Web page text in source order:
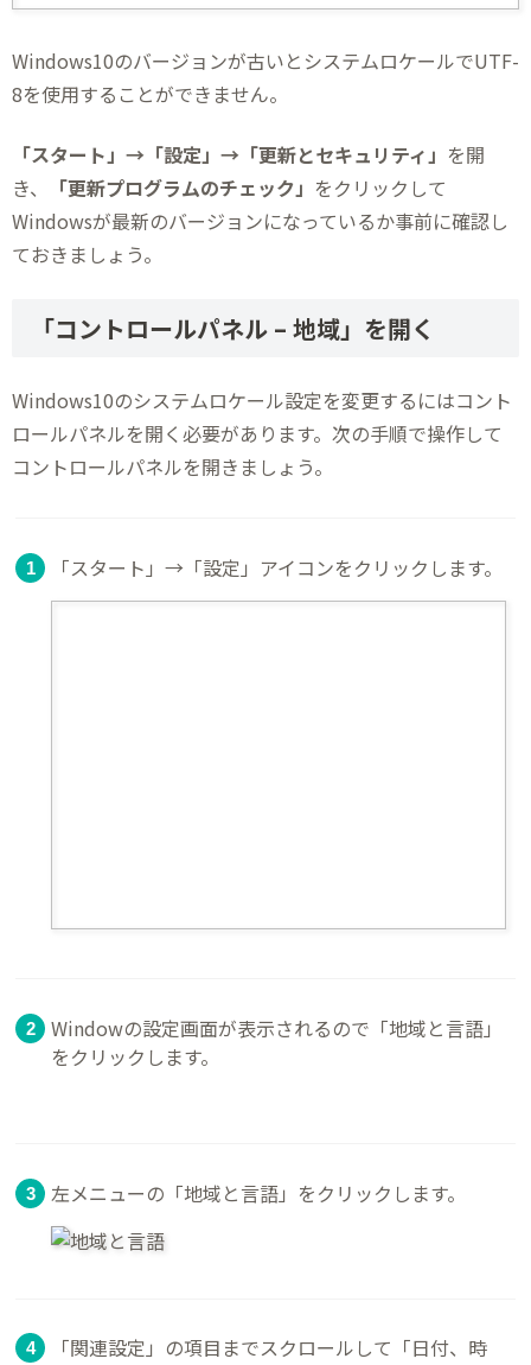
Windows10のバージョンが古いとシステムロケールでUTF-
8を使用することができません。
「スタート」→「設定」→「更新とセキュリティ」 を開
き、
「更新プログラムのチェック」 をクリックして
Windowsが最新のバージョンになっているか事前に確認し
ておきましょう。
「コントロールパネル – 地域」を開く
Windows10のシステムロケール設定を変更するにはコント
ロールパネルを開く必要があります。次の手順で操作して
コントロールパネルを開きましょう。
「スタート」→「設定」アイコンをクリックします。
Windowの設定画面が表示されるので「地域と言語」
をクリックします。
左メニューの「地域と言語」をクリックします。
「関連設定」の項目までスクロールして「日付、時